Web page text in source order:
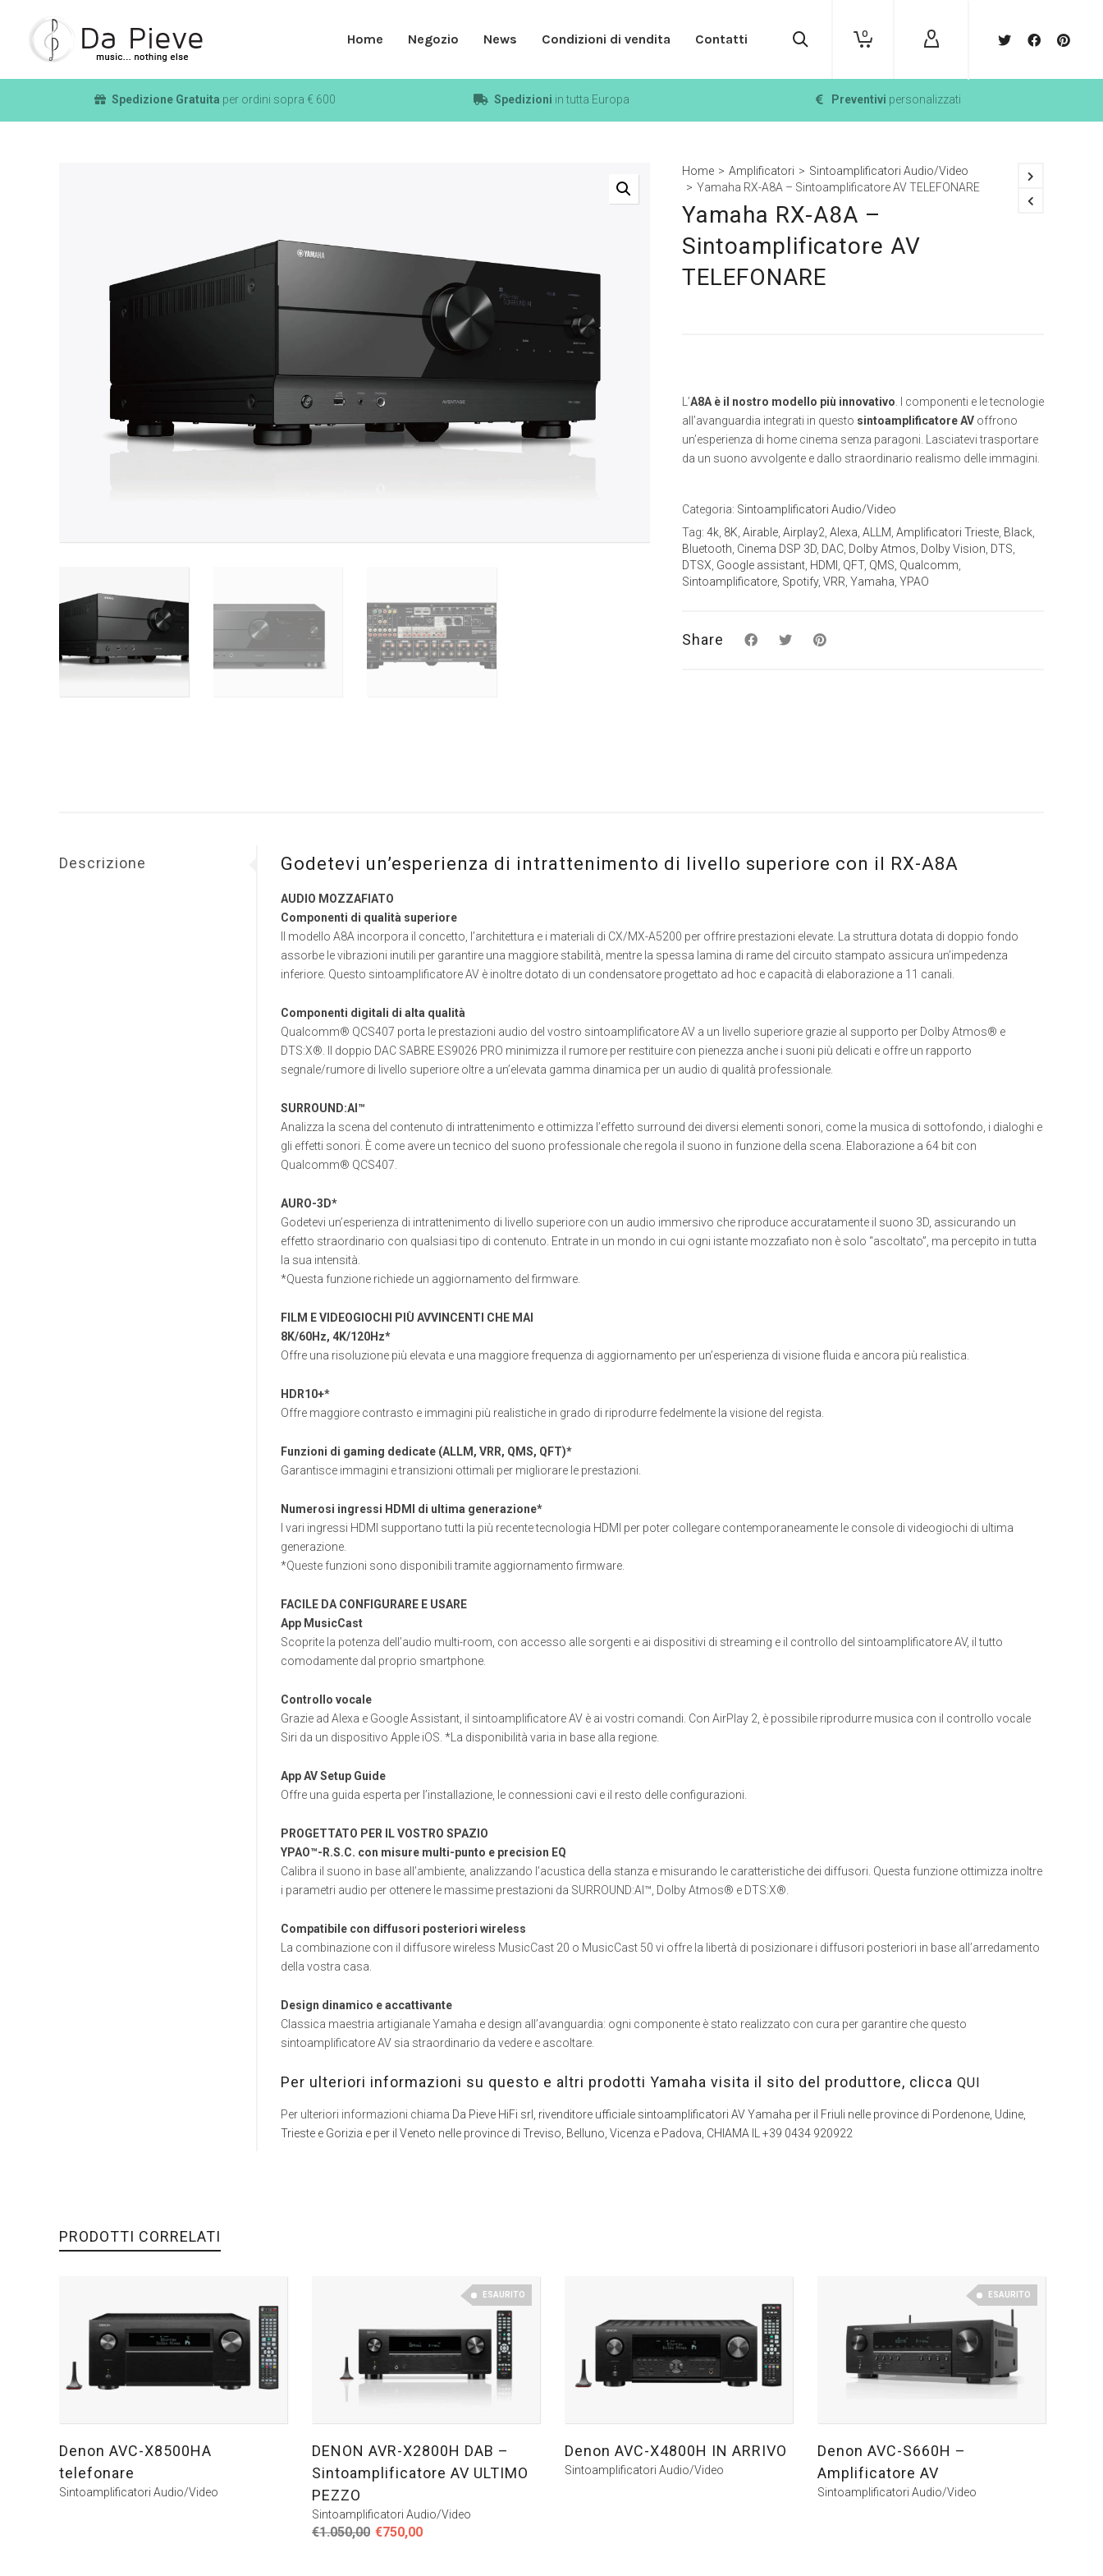
Home Negozio News Condizioni di vendita Contatti 0
Spedizione Gratuita per ordini sopra € 600 Spedizioni in tutta Europa Preventivi personalizzati
Home > Amplificatori > Sintoamplificatori Audio/Video
> Yamaha RX-A8A – Sintoamplificatore AV TELEFONARE
Yamaha RX-A8A –
Sintoamplificatore AV
TELEFONARE
L’A8A è il nostro modello più innovativo . I componenti e le tecnologie
all’avanguardia integrati in questo sintoamplificatore AV offrono
un’esperienza di home cinema senza paragoni. Lasciatevi trasportare
da un suono avvolgente e dallo straordinario realismo delle immagini.
Categoria: Sintoamplificatori Audio/Video
Tag: 4k 8K Airable Airplay2 Alexa ALLM Amplificatori Trieste Black
Bluetooth Cinema DSP 3D DAC Dolby Atmos Dolby Vision DTS
DTSX Google assistant HDMI QFT, QMS Qualcomm
Sintoamplificatore Spotify, VRR Yamaha YPAO
Share
Descrizione Godetevi un’esperienza di intrattenimento di livello superiore con il RX-A8A
AUDIO MOZZAFIATO
Componenti di qualità superiore
Il modello A8A incorpora il concetto, l’architettura e i materiali di CX/MX-A5200 per offrire prestazioni elevate. La struttura dotata di doppio fondo
assorbe le vibrazioni inutili per garantire una maggiore stabilità, mentre la spessa lamina di rame del circuito stampato assicura un’impedenza
inferiore. Questo sintoamplificatore AV è inoltre dotato di un condensatore progettato ad hoc e capacità di elaborazione a 11 canali.
Componenti digitali di alta qualità
Qualcomm® QCS407 porta le prestazioni audio del vostro sintoamplificatore AV a un livello superiore grazie al supporto per Dolby Atmos® e
DTS:X®. Il doppio DAC SABRE ES9026 PRO minimizza il rumore per restituire con pienezza anche i suoni più delicati e offre un rapporto
segnale/rumore di livello superiore oltre a un’elevata gamma dinamica per un audio di qualità professionale.
SURROUND:AI™
Analizza la scena del contenuto di intrattenimento e ottimizza l’effetto surround dei diversi elementi sonori, come la musica di sottofondo, i dialoghi e
gli effetti sonori. È come avere un tecnico del suono professionale che regola il suono in funzione della scena. Elaborazione a 64 bit con
Qualcomm® QCS407.
AURO-3D*
Godetevi un’esperienza di intrattenimento di livello superiore con un audio immersivo che riproduce accuratamente il suono 3D, assicurando un
effetto straordinario con qualsiasi tipo di contenuto. Entrate in un mondo in cui ogni istante mozzafiato non è solo “ascoltato”, ma percepito in tutta
la sua intensità.
*Questa funzione richiede un aggiornamento del firmware.
FILM E VIDEOGIOCHI PIÙ AVVINCENTI CHE MAI
8K/60Hz, 4K/120Hz*
Offre una risoluzione più elevata e una maggiore frequenza di aggiornamento per un’esperienza di visione fluida e ancora più realistica.
HDR10+*
Offre maggiore contrasto e immagini più realistiche in grado di riprodurre fedelmente la visione del regista.
Funzioni di gaming dedicate (ALLM, VRR, QMS, QFT)*
Garantisce immagini e transizioni ottimali per migliorare le prestazioni.
Numerosi ingressi HDMI di ultima generazione*
I vari ingressi HDMI supportano tutti la più recente tecnologia HDMI per poter collegare contemporaneamente le console di videogiochi di ultima
generazione.
*Queste funzioni sono disponibili tramite aggiornamento firmware.
FACILE DA CONFIGURARE E USARE
App MusicCast
Scoprite la potenza dell’audio multi-room, con accesso alle sorgenti e ai dispositivi di streaming e il controllo del sintoamplificatore AV, il tutto
comodamente dal proprio smartphone.
Controllo vocale
Grazie ad Alexa e Google Assistant, il sintoamplificatore AV è ai vostri comandi. Con AirPlay 2, è possibile riprodurre musica con il controllo vocale
Siri da un dispositivo Apple iOS. *La disponibilità varia in base alla regione.
App AV Setup Guide
Offre una guida esperta per l’installazione, le connessioni cavi e il resto delle configurazioni.
PROGETTATO PER IL VOSTRO SPAZIO
YPAO™-R.S.C. con misure multi-punto e precision EQ
Calibra il suono in base all’ambiente, analizzando l’acustica della stanza e misurando le caratteristiche dei diffusori. Questa funzione ottimizza inoltre
i parametri audio per ottenere le massime prestazioni da SURROUND:AI™, Dolby Atmos® e DTS:X®.
Compatibile con diffusori posteriori wireless
La combinazione con il diffusore wireless MusicCast 20 o MusicCast 50 vi offre la libertà di posizionare i diffusori posteriori in base all’arredamento
della vostra casa.
Design dinamico e accattivante
Classica maestria artigianale Yamaha e design all’avanguardia: ogni componente è stato realizzato con cura per garantire che questo
sintoamplificatore AV sia straordinario da vedere e ascoltare.
Per ulteriori informazioni su questo e altri prodotti Yamaha visita il sito del produttore, clicca QUI
Per ulteriori informazioni chiama Da Pieve HiFi srl, rivenditore ufficiale sintoamplificatori AV Yamaha per il Friuli nelle province di Pordenone, Udine,
Trieste e Gorizia e per il Veneto nelle province di Treviso, Belluno, Vicenza e Padova, CHIAMA IL +39 0434 920922
PRODOTTI CORRELATI
Denon AVC-X8500HA
telefonare
Sintoamplificatori Audio/Video
ESAURITO
DENON AVR-X2800H DAB –
Sintoamplificatore AV ULTIMO
PEZZO
Sintoamplificatori Audio/Video
€1.050,00 Il
€750,00Il
Denon AVC-X4800H IN ARRIVO
Sintoamplificatori Audio/Video
ESAURITO
Denon AVC-S660H –
Amplificatore AV
Sintoamplificatori Audio/Video